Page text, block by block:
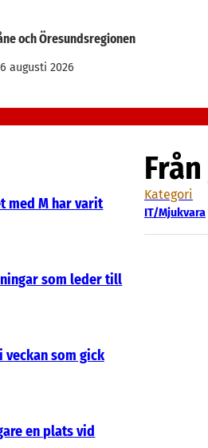
och Öresundsregionen
augusti 2026
med M har varit
som leder till
veckan som gick
en plats vid
Från
Kategori
IT/Mjukvara